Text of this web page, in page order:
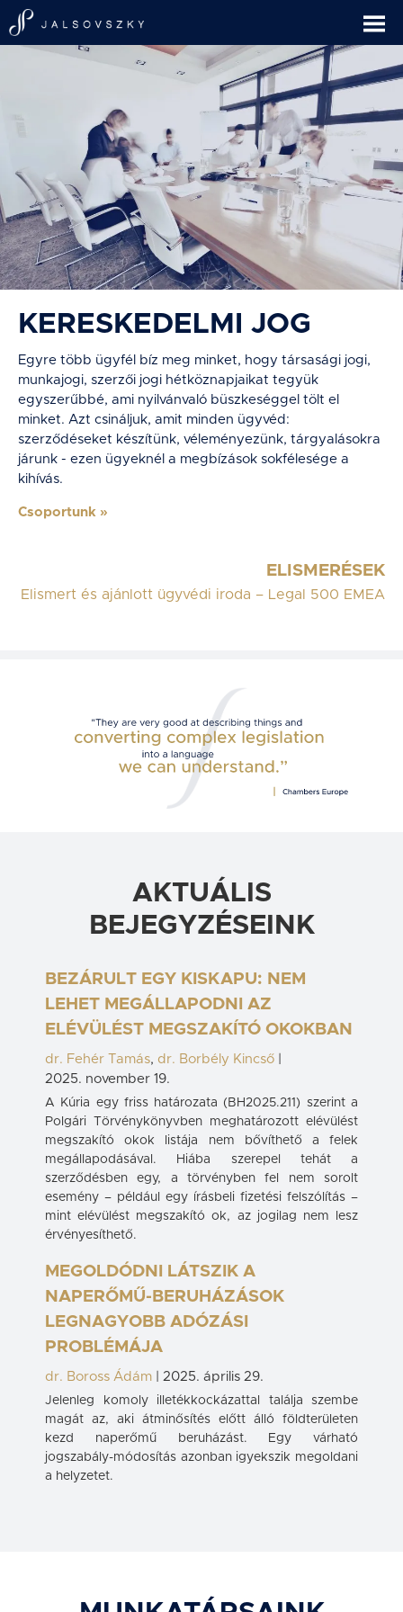
KERESKEDELMI JOG
Egyre több ügyfél bíz meg minket, hogy társasági jogi,
munkajogi, szerzői jogi hétköznapjaikat tegyük
egyszerűbbé, ami nyilvánvaló büszkeséggel tölt el
minket. Azt csináljuk, amit minden ügyvéd:
szerződéseket készítünk, véleményezünk, tárgyalásokra
járunk - ezen ügyeknél a megbízások sokfélesége a
kihívás.
Csoportunk »
ELISMERÉSEK
Elismert és ajánlott ügyvédi iroda – Legal 500 EMEA
AKTUÁLIS
BEJEGYZÉSEINK
BEZÁRULT EGY KISKAPU: NEM
LEHET MEGÁLLAPODNI AZ
ELÉVÜLÉST MEGSZAKÍTÓ OKOKBAN
dr. Fehér Tamás, dr. Borbély Kincső
2025. november 19.
A Kúria egy friss határozata (BH2025.211) szerint a
Polgári Törvénykönyvben meghatározott elévülést
megszakító okok listája nem bővíthető a felek
megállapodásával. Hiába szerepel tehát a
szerződésben egy, a törvényben fel nem sorolt
esemény – például egy írásbeli fizetési felszólítás –
mint elévülést megszakító ok, az jogilag nem lesz
érvényesíthető.
MEGOLDÓDNI LÁTSZIK A
NAPERŐMŰ-BERUHÁZÁSOK
LEGNAGYOBB ADÓZÁSI
PROBLÉMÁJA
dr. Boross Ádám 2025. április 29.
Jelenleg komoly illetékkockázattal találja szembe
magát az, aki átminősítés előtt álló földterületen
kezd naperőmű beruházást. Egy várható
jogszabály-módosítás azonban igyekszik megoldani
a helyzetet.